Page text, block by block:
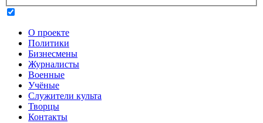
О проекте
Политики
Бизнесмены
Журналисты
Военные
Учёные
Служители культа
Творцы
Контакты